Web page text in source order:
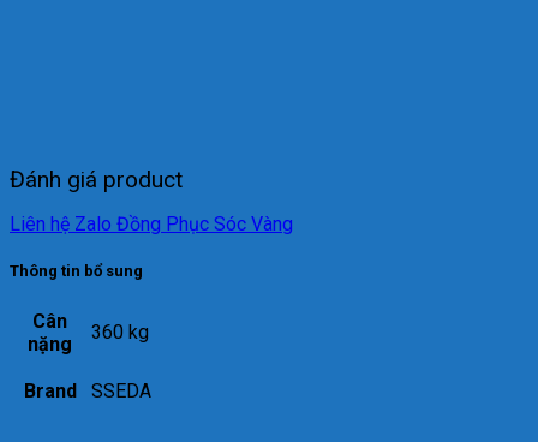
Đánh giá product
Liên hệ Zalo Đồng Phục Sóc Vàng
Thông tin bổ sung
Cân
nặng
360 kg
Brand SSEDA